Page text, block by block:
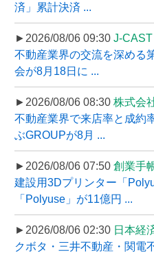
済」累計決済 ...
►2026/08/06 09:30 J-
不動産業界の交流を深める
会が8月18日に ...
►2026/08/06 08:30 株式会
不動産業界で来店率と成約
ぶGROUPが8月 ...
►2026/08/06 07:50 創業手
建設用3Dプリンター「
「Polyuse」が11億円 ...
►2026/08/06 02:30 日本経
クボタ・三井不動産・関電